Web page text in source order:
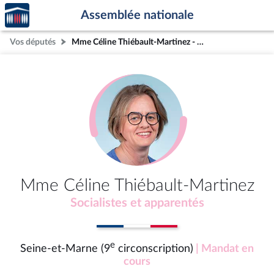
Aller au contenu
Aller en bas de la page
Accèder
à la
page
d'accueil
Assemblée nationale
Vos députés Mme Céline Thiébault-Martinez - Seine-et-Marne (9e circonscription)
Mme Céline Thiébault-Martinez
Socialistes et apparentés
Seine-et-Marne (9e circonscription)
| Mandat en
cours